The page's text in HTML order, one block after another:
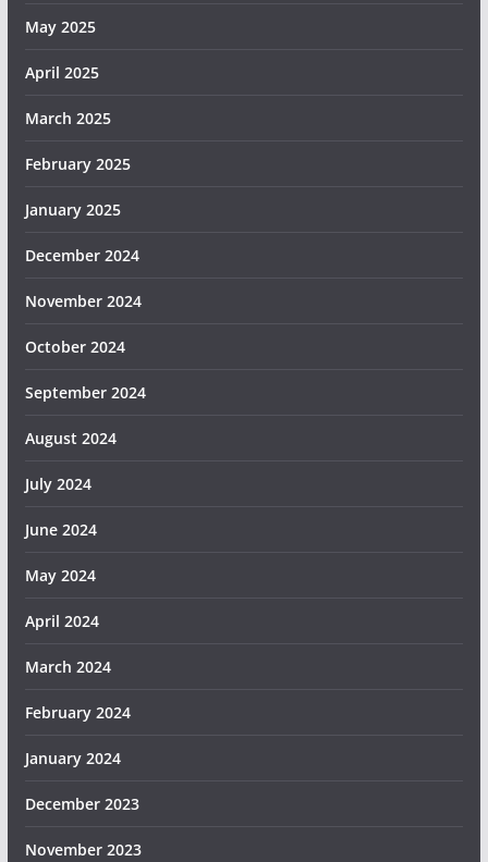
May 2025
April 2025
March 2025
February 2025
January 2025
December 2024
November 2024
October 2024
September 2024
August 2024
July 2024
June 2024
May 2024
April 2024
March 2024
February 2024
January 2024
December 2023
November 2023